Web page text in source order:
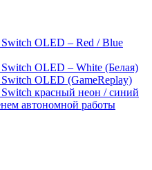
OLED – Red / Blue
OLED – White (Белая)
OLED (GameReplay)
красный неон / синий
автономной работы